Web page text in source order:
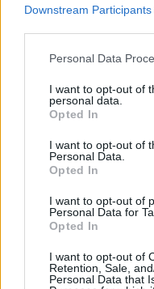
Downstream Participants
Personal Data
I want to opt-out of
personal data.
Opted In
I want to opt-out of
Personal Data.
Opted In
I want to opt-out of
Personal Data for
Opted In
I want to opt-out of
Retention, Sale,
Personal Data that
2026. augusztus 08.,
Románia
csalidrón
frissítve